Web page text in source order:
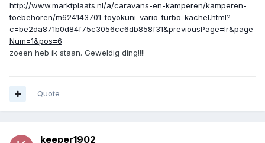
http://www.marktplaats.nl/a/caravans-en-kamperen/kamperen-
toebehoren/m624143701-toyokuni-vario-turbo-kachel.html?
c=be2da871b0d84f75c3056cc6db858f31&previousPage=lr&page
Num=1&pos=6
zoeen heb ik staan. Geweldig ding!!!!
Quote
keeper1902